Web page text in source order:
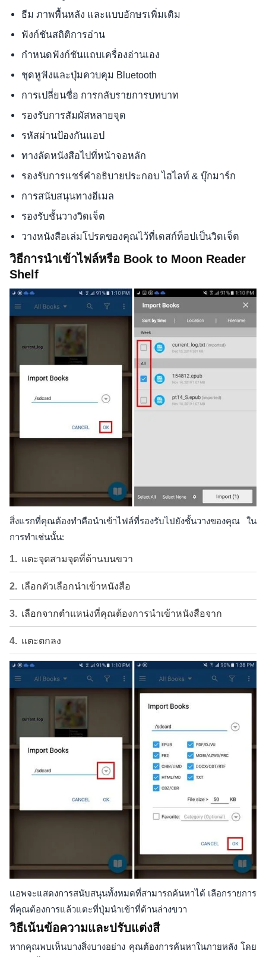
ธีม ภาพพื้นหลัง และแบบอักษรเพิ่มเติม
ฟังก์ชันสถิติการอ่าน
กำหนดฟังก์ชันแถบเครื่องอ่านเอง
ชุดหูฟังและปุ่มควบคุม Bluetooth
การเปลี่ยนชื่อ การกลับรายการบทบาท
รองรับการสัมผัสหลายจุด
รหัสผ่านป้องกันแอป
ทางลัดหนังสือไปที่หน้าจอหลัก
รองรับการแชร์คำอธิบายประกอบ ไฮไลท์ & บุ๊กมาร์ก
การสนับสนุนทางอีเมล
รองรับชั้นวางวิดเจ็ต
วางหนังสือเล่มโปรดของคุณไว้ที่เดสก์ท็อปเป็นวิดเจ็ต
วิธีการนำเข้าไฟล์หรือ Book to Moon Reader
Shelf
สิ่งแรกที่คุณต้องทำคือนำเข้าไฟล์ที่รองรับไปยังชั้นวางของคุณ ใน
การทำเช่นนั้น:
แตะจุดสามจุดที่ด้านบนขวา
เลือกตัวเลือกนำเข้าหนังสือ
เลือกจากตำแหน่งที่คุณต้องการนำเข้าหนังสือจาก
แตะตกลง
แอพจะแสดงการสนับสนุนทั้งหมดที่สามารถค้นหาได้ เลือกรายการ
ที่คุณต้องการแล้วแตะที่ปุ่มนำเข้าที่ด้านล่างขวา
วิธีเน้นข้อความและปรับแต่งสี
หากคุณพบเห็นบางสิ่งบางอย่าง คุณต้องการค้นหาในภายหลัง โดย